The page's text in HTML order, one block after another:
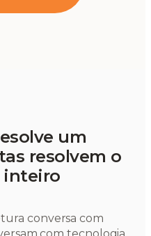
um
resolvem o
inteiro
conversa com